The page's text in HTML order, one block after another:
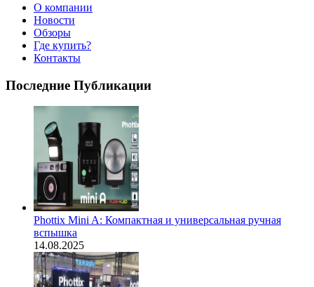
О компании
Новости
Обзоры
Где купить?
Контакты
Последние Публикации
Phottix Mini A: Компактная и универсальная ручная
вспышка
14.08.2025